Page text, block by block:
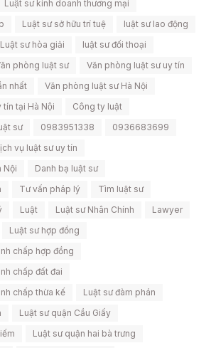
Luật sư kinh doanh thương mại
Luật sư sở hữu trí tuệ
luật sư lao động
Luật sư hòa giải
luật sư đối thoại
phòng luật sư
Văn phòng luật sư uy tín
nhất
Văn phòng luật sư Hà Nội
tại Hà Nội
Công ty luật
sư
0983951338
0936683699
vụ luật sư uy tín
Nội
Danh bạ luật sư
Tư vấn pháp lý
Tìm luật sư
Luật Luật sư Nhân Chính
Lawyer
Luật sư hợp đồng
chấp hợp đồng
chấp đất đai
chấp thừa kế
Luật sư đàm phán
Luật sư quận Cầu Giấy
Luật sư quận hai bà trưng